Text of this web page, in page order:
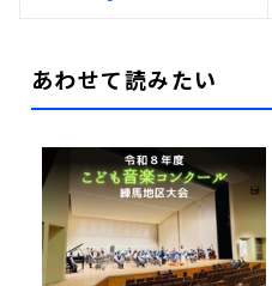
あわせて読みたい